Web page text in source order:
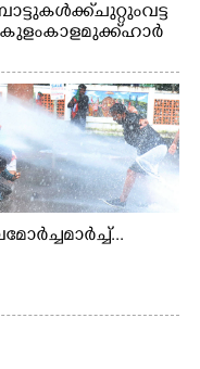
ചുറ്റും വട്ട
കാളമുക്ക് ഹാർ